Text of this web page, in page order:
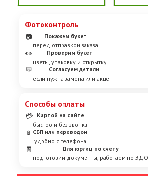
Фотоконтроль
📷
Покажем букет
перед отправкой заказа
👀
Проверим букет
цветы, упаковку и открытку
💬
Согласуем детали
если нужна замена или акцент
Способы оплаты
💳
Картой на сайте
быстро и без звонка
📱 СБП или переводом
удобно с телефона
🧾
Для юрлиц по счету
подготовим документы, работаем по ЭДО